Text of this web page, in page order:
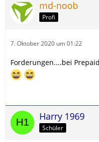
md-noob
Profi
7. Oktober 2020 um 01:22
Forderungen....bei
Harry 1969
Schüler